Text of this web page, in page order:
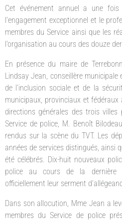
Cet événement annuel a une
l’engagement exceptionnel et le
membres du Service ainsi que les
l’organisation au cours des douze
En présence du maire de
Lindsay Jean, conseillère
de l’inclusion sociale et de la
municipaux, provinciaux et
directions générales des trois
Service de police, M. Benoît
rendus sur la scène du TVT. Les
années de services distingués, ainsi
été célébrés. Dix-huit nouveaux
police au cours de la dernière
officiellement leur serment
Dans son allocution, Mme Jean a
membres du Service de police